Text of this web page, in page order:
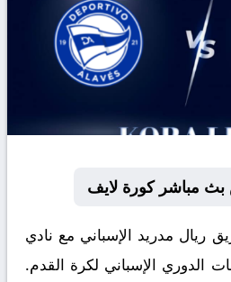
بث مباشر كورة لايف
ريال مدريد الإسباني مع نادي
الدوري الإسباني لكرة القدم.